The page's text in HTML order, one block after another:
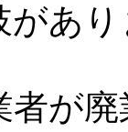
があ
者が